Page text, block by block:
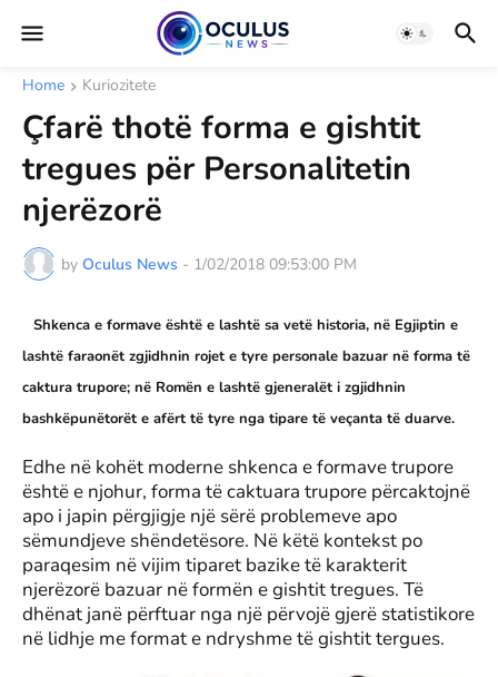
Home Kuriozitete
Çfarë thotë forma e gishtit
tregues për Personalitetin
njerëzorë
by Oculus News - 1/02/2018 09:53:00 PM
Shkenca e formave është e lashtë sa vetë historia, në Egjiptin e
lashtë faraonët zgjidhnin rojet e tyre personale bazuar në forma të
caktura trupore; në Romën e lashtë gjeneralët i zgjidhnin
bashkëpunëtorët e afërt të tyre nga tipare të veçanta të duarve.
Edhe në kohët moderne shkenca e formave trupore
është e njohur, forma të caktuara trupore përcaktojnë
apo i japin përgjigje një sërë problemeve apo
sëmundjeve shëndetësore. Në këtë kontekst po
paraqesim në vijim tiparet bazike të karakterit
njerëzorë bazuar në formën e gishtit tregues. Të
dhënat janë përftuar nga një përvojë gjerë statistikore
në lidhje me format e ndryshme të gishtit tergues.